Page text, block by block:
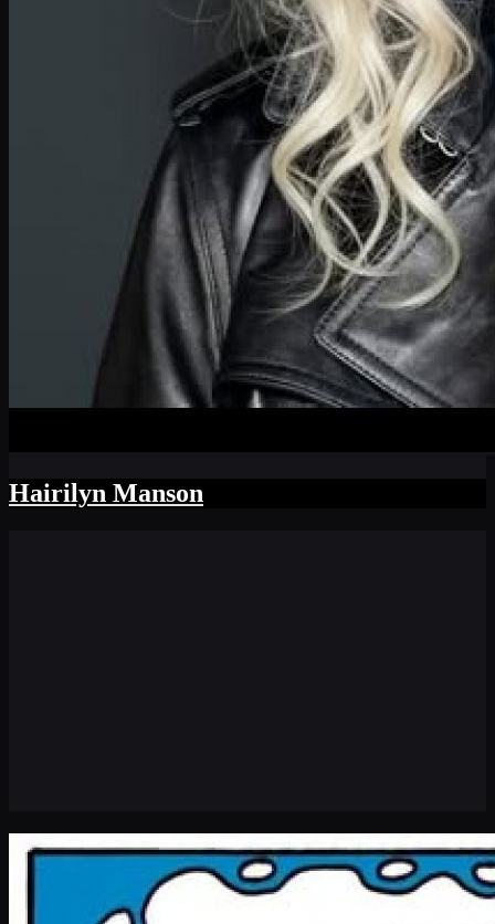
Hairilyn Manson